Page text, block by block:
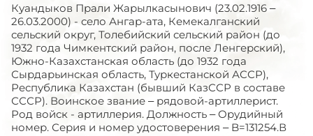
Куандыков Прали Жарылкасынович (23.02.1916 –
26.03.2000) - село Ангар-ата, Кемекалганский
сельский округ, Толебийский сельский район (до
1932 года Чимкентский район, после Ленгерский),
Южно-Казахстанская область (до 1932 года
Сырдарьинская область, Туркестанской АССР),
Республика Казахстан (бывший КазССР в составе
СССР). Воинское звание – рядовой-артиллерист.
Род войск - артиллерия. Должность – Орудийный
номер. Серия и номер удостоверения – B=131254.В